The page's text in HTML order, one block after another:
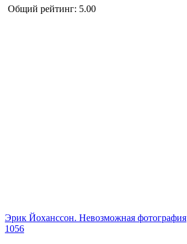
Общий рейтинг: 5.00
Эрик Йохансcон. Невозможная фотография
1056